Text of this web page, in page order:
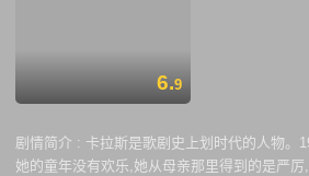
6.9
剧情简介 : 卡拉斯是歌剧史上划时代的人物。
她的童年没有欢乐,她从母亲那里得到的是严厉